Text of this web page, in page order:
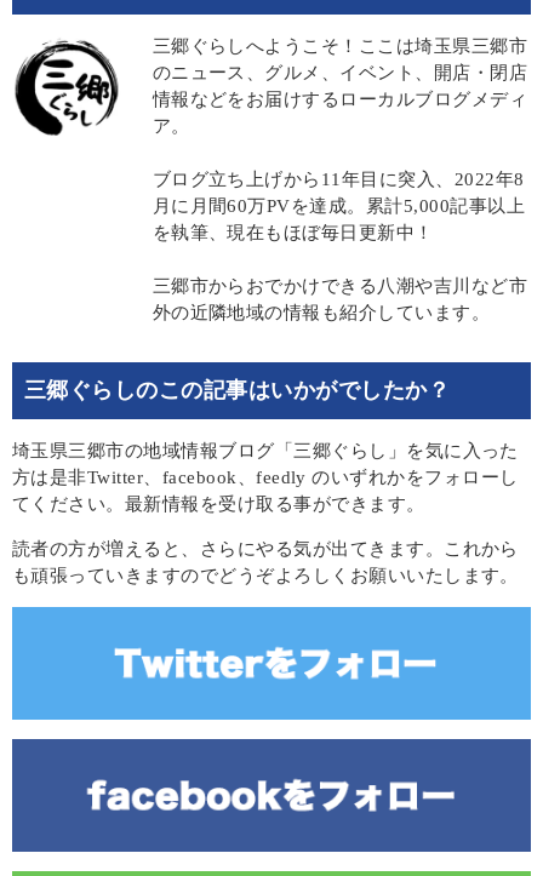
三郷ぐらしへようこそ！ここは埼玉県三郷市
のニュース、グルメ、イベント、開店・閉店
情報などをお届けするローカルブログメディ
ア。
ブログ立ち上げから11年目に突入、2022年8
月に月間60万PVを達成。累計5,000記事以上
を執筆、現在もほぼ毎日更新中！
三郷市からおでかけできる八潮や吉川など市
外の近隣地域の情報も紹介しています。
三郷ぐらしのこの記事はいかがでしたか？
埼玉県三郷市の地域情報ブログ「三郷ぐらし」を気に入った
方は是非Twitter、facebook、feedly のいずれかをフォローし
てください。最新情報を受け取る事ができます。
読者の方が増えると、さらにやる気が出てきます。これから
も頑張っていきますのでどうぞよろしくお願いいたします。